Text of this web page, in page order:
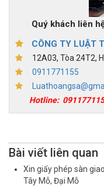
Quý khách liên hệ
CÔNG TY LUẬT
12A03, Tòa 24T2,
0911771155
Hotline:
Bài viết liên quan
Xin giấy phép sàn
Tây Mỗ, Đại Mỗ